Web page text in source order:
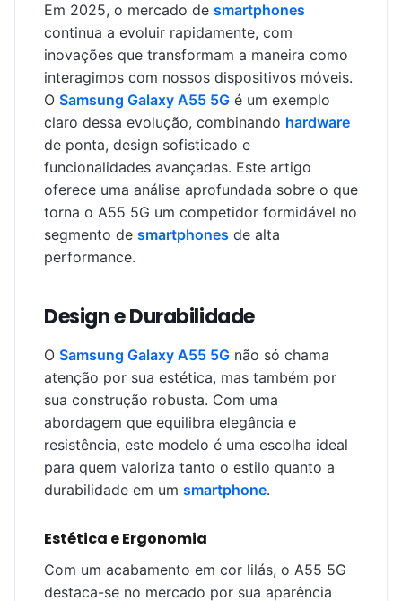
Em 2025, o mercado de smartphones
continua a evoluir rapidamente, com
inovações que transformam a maneira como
interagimos com nossos dispositivos móveis.
O Samsung Galaxy A55 5G é um exemplo
claro dessa evolução, combinando hardware
de ponta, design sofisticado e
funcionalidades avançadas. Este artigo
oferece uma análise aprofundada sobre o que
torna o A55 5G um competidor formidável no
segmento de smartphones de alta
performance.
Design e Durabilidade
O Samsung Galaxy A55 5G não só chama
atenção por sua estética, mas também por
sua construção robusta. Com uma
abordagem que equilibra elegância e
resistência, este modelo é uma escolha ideal
para quem valoriza tanto o estilo quanto a
durabilidade em um smartphone.
Estética e Ergonomia
Com um acabamento em cor lilás, o A55 5G
destaca-se no mercado por sua aparência